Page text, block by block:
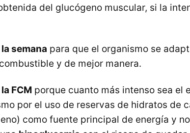
del glucógeno muscular, si la
semana para que el organismo se
y de mejor manera.
FCM porque cuanto más intenso sea el
por el uso de reservas de hidratos de
como fuente principal de energía y